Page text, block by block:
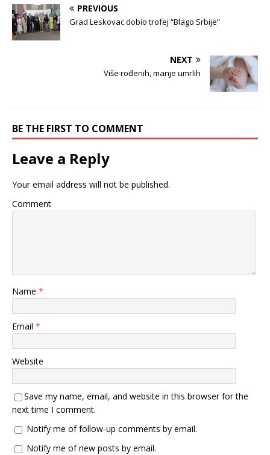
PREVIOUS
Grad Leskovac dobio trofej “Blago Srbije”
NEXT
Više rođenih, manje umrlih
BE THE FIRST TO COMMENT
Leave a Reply
Your email address will not be published.
Comment
Name *
Email *
Website
Save my name, email, and website in this browser for the
next time I comment.
Notify me of follow-up comments by email.
Notify me of new posts by email.